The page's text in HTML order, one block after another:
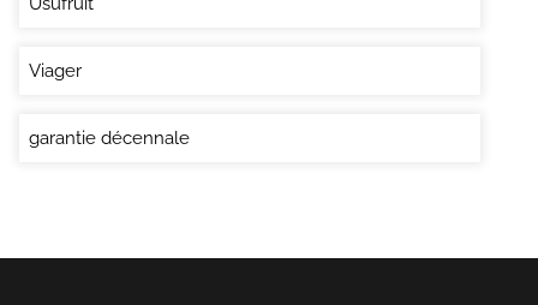
Viager
garantie décennale